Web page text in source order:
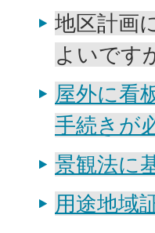
地区計画
よいです
屋外に看
手続きが
景観法に
用途地域